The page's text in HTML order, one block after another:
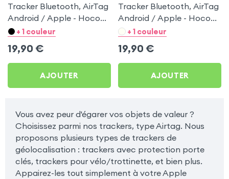
Tracker Bluetooth, AirTag
Android / Apple - Hoco
Blanc pour Tablette 7
+ 1 couleur
19,90 €
AJOUTER
Tracker Bluetooth, AirTag
Android / Apple - Hoco
Noir pour Tablette 7
+ 1 couleur
19,90 €
AJOUTER
Vous avez peur d'égarer vos objets de valeur ?
Choisissez parmi nos trackers, type Airtag. Nous
proposons plusieurs types de trackers de
géolocalisation : trackers avec protection porte
clés, trackers pour vélo/trottinette, et bien plus.
Appairez-les tout simplement à votre Apple